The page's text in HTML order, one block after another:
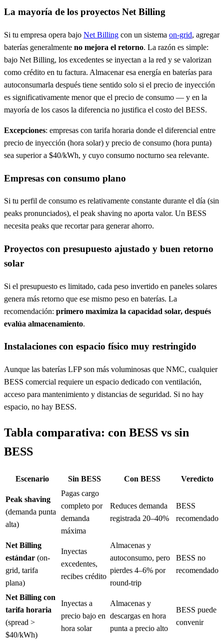
La mayoría de los proyectos Net Billing
Si tu empresa opera bajo Net Billing con un sistema on-grid, agregar
baterías generalmente no mejora el retorno. La razón es simple:
bajo Net Billing, los excedentes se inyectan a la red y se valorizan
como crédito en tu factura. Almacenar esa energía en baterías para
autoconsumarla después tiene sentido solo si el precio de inyección
es significativamente menor que el precio de consumo — y en la
mayoría de los casos la diferencia no justifica el costo del BESS.
Excepciones: empresas con tarifa horaria donde el diferencial entre
precio de inyección (hora solar) y precio de consumo (hora punta)
sea superior a $40/kWh, y cuyo consumo nocturno sea relevante.
Empresas con consumo plano
Si tu perfil de consumo es relativamente constante durante el día (sin
peaks pronunciados), el peak shaving no aporta valor. Un BESS
necesita peaks que recortar para generar ahorro.
Proyectos con presupuesto ajustado y buen retorno
solar
Si el presupuesto es limitado, cada peso invertido en paneles solares
genera más retorno que ese mismo peso en baterías. La
recomendación: primero maximiza la capacidad solar, después
evalúa almacenamiento.
Instalaciones con espacio físico muy restringido
Aunque las baterías LFP son más voluminosas que NMC, cualquier
BESS comercial requiere un espacio dedicado con ventilación,
acceso para mantenimiento y distancias de seguridad. Si no hay
espacio, no hay BESS.
Tabla comparativa: con BESS vs sin
BESS
Escenario Sin BESS Con BESS Veredicto
Peak shaving
(demanda punta
alta)
Pagas cargo
completo por
demanda
máxima
Reduces demanda
registrada 20–40%
BESS
recomendado
Net Billing
estándar (on-
grid, tarifa
plana)
Inyectas
excedentes,
recibes crédito
Almacenas y
autoconsumo, pero
pierdes 4–6% por
round-trip
BESS no
recomendado
Net Billing con
tarifa horaria
(spread >
$40/kWh)
Inyectas a
precio bajo en
hora solar
Almacenas y
descargas en hora
punta a precio alto
BESS puede
convenir